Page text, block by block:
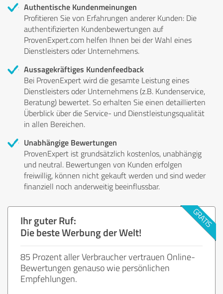
Authentische Kundenmeinungen
Profitieren Sie von Erfahrungen anderer Kunden: Die
authentifizierten Kundenbewertungen auf
ProvenExpert.com helfen Ihnen bei der Wahl eines
Dienstleisters oder Unternehmens.
Aussagekräftiges Kundenfeedback
Bei ProvenExpert wird die gesamte Leistung eines
Dienstleisters oder Unternehmens (z.B. Kundenservice,
Beratung) bewertet. So erhalten Sie einen detaillierten
Überblick über die Service- und Dienstleistungsqualität
in allen Bereichen.
Unabhängige Bewertungen
ProvenExpert ist grundsätzlich kostenlos, unabhängig
und neutral. Bewertungen von Kunden erfolgen
freiwillig, können nicht gekauft werden und sind weder
finanziell noch anderweitig beeinflussbar.
Ihr guter Ruf:
Die beste Werbung der Welt!
85 Prozent aller Verbraucher vertrauen Online-
Bewertungen genauso wie persönlichen
Empfehlungen.